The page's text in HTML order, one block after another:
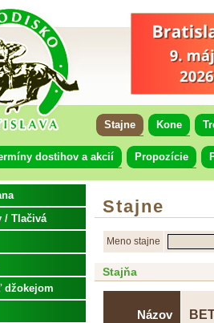
Stajne Kone
dostihov a akcií Propozície
Stajne
Meno stajne
Stajňa
Názov
/ Tlačivá
džokejom